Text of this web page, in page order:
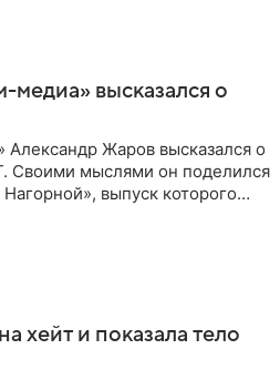
медиа» высказался о
Жаров высказался о
Своими мыслями он поделился
выпуск которого
хейт и показала тело